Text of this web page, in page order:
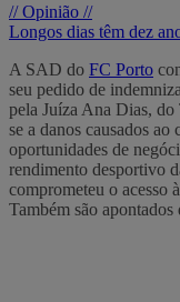
// Opinião //
Longos dias têm dez
A SAD do FC Porto
seu pedido de
pela Juíza Ana Dias,
se a danos causados
oportunidades de
rendimento desportivo
comprometeu o acesso
Também são apontados